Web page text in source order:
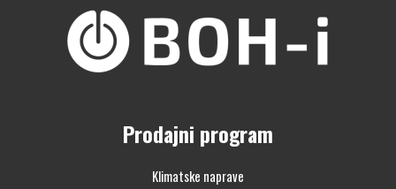
Prodajni program
Klimatske naprave